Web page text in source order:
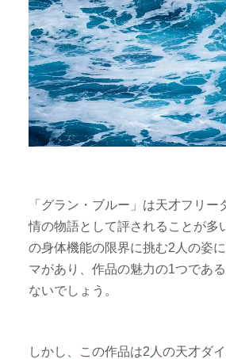
「グラン・ブルー」は天才フリー
情の物語として評されることが多
の身体機能の限界に挑む2人の姿
マがあり、作品の魅力の1つであ
ないでしょう。
しかし、この作品は2人の天才ダ